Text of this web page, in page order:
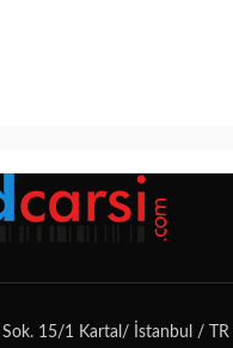
Sok. 15/1 Kartal/ İstanbul / TR